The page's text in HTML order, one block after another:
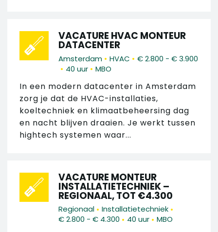
VACATURE HVAC MONTEUR
DATACENTER
Amsterdam • HVAC • € 2.800 - € 3.900
• 40 uur • MBO
In een modern datacenter in Amsterdam
zorg je dat de HVAC-installaties,
koeltechniek en klimaatbeheersing dag
en nacht blijven draaien. Je werkt tussen
hightech systemen waar...
VACATURE MONTEUR
INSTALLATIETECHNIEK –
REGIONAAL, TOT €4.300
Regionaal • Installatietechniek •
€ 2.800 - € 4.300 • 40 uur • MBO